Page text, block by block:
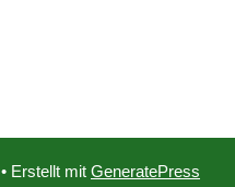
• Erstellt mit GeneratePress